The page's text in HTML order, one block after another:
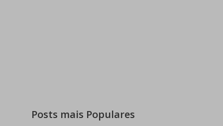
Posts mais Populares